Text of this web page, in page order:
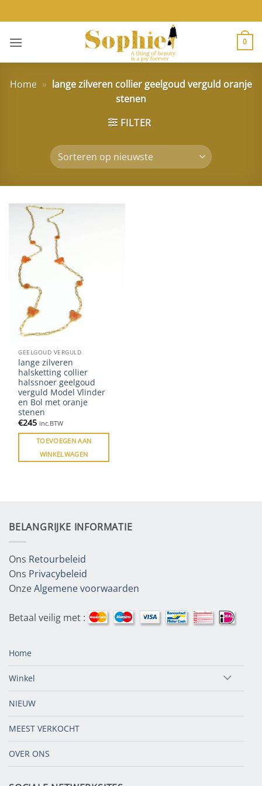
naar
inhoud
0
Home » lange zilveren collier geelgoud verguld oranje
stenen
FILTER
GEELGOUD VERGULD
lange zilveren
halsketting collier
halssnoer geelgoud
verguld Model Vlinder
en Bol met oranje
stenen
€245 inc.BTW
TOEVOEGEN AAN
WINKELWAGEN
BELANGRIJKE INFORMATIE
Ons Retourbeleid
Ons Privacybeleid
OnzeAlgemene voorwaarden
Betaal veilig met :
Home
Winkel
NIEUW
MEEST VERKOCHT
OVER ONS